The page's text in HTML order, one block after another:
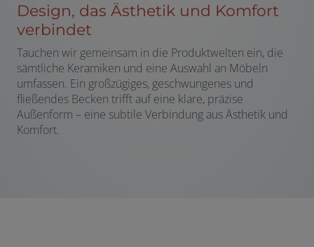
Design, das Ästhetik und Komfort
verbindet
Tauchen wir gemeinsam in die Produktwelten ein, die
sämtliche Keramiken und eine Auswahl an Möbeln
umfassen. Ein großzügiges, geschwungenes und
fließendes Becken trifft auf eine klare, präzise
Außenform – eine subtile Verbindung aus Ästhetik und
Komfort.